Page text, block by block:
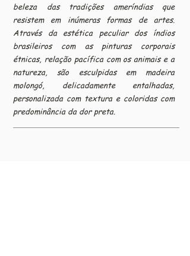
beleza das tradições ameríndias que
resistem em inúmeras formas de artes.
Através da estética peculiar dos índios
brasileiros com as pinturas corporais
étnicas, relação pacífica com os animais e a
natureza, são esculpidas em madeira
molongó, delicadamente entalhadas,
personalizada com textura e coloridas com
predominância da dor preta.